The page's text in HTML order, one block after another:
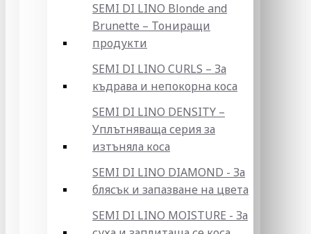
SEMI DI LINO Blonde and
Brunette – Тониращи
продукти
SEMI DI LINO CURLS – За
къдрава и непокорна коса
SEMI DI LINO DENSITY –
Уплътняваща серия за
изтъняла коса
SEMI DI LINO DIAMOND - За
блясък и запазване на цвета
SEMI DI LINO MOISTURE - За